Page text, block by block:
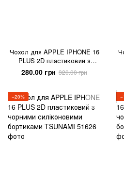
Чохол для APPLE IPHONE 16
PLUS 2D пластиковий з
чорними силіконовими
бортиками MOTANKA
280.00 грн 320.00 грн
−20%